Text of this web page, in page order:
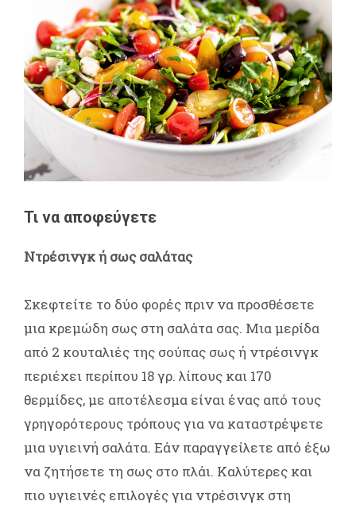
Τι να αποφεύγετε
Ντρέσινγκ ή σως σαλάτας
Σκεφτείτε το δύο φορές πριν να προσθέσετε
μια κρεμώδη σως στη σαλάτα σας. Μια μερίδα
από 2 κουταλιές της σούπας σως ή ντρέσινγκ
περιέχει περίπου 18 γρ. λίπους και 170
θερμίδες, με αποτέλεσμα είναι ένας από τους
γρηγορότερους τρόπους για να καταστρέψετε
μια υγιεινή σαλάτα. Εάν παραγγείλετε από έξω
να ζητήσετε τη σως στο πλάι. Καλύτερες και
πιο υγιεινές επιλογές για ντρέσινγκ στη